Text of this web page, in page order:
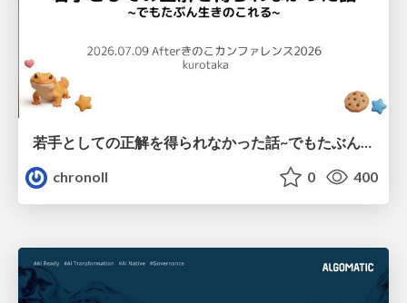
若手としての正解を得られなかった話~でもたぶん生きのこれる~
chronoll
0 400